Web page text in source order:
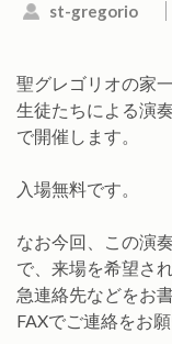
(Enter
す)
st-gregorio
聖グレゴリオの家
生徒たちによる演
で開催します。
入場無料です。
なお今回、この演
で、来場を希望さ
急連絡先などをお
FAXでご連絡をお